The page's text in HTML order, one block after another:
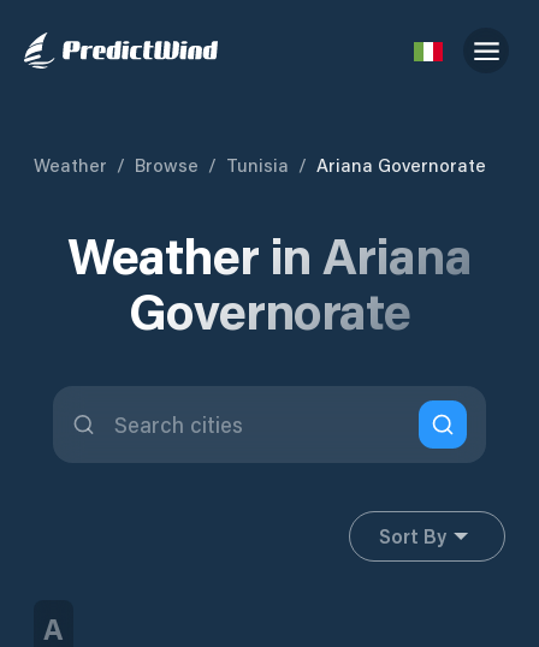
Weather / Browse / Tunisia / Ariana Governorate
Weather in Ariana
Governorate
Sort By
A